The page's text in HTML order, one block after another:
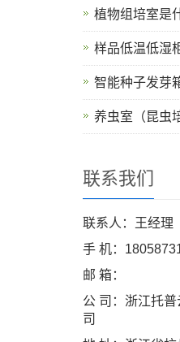
植物组培室是
样品低温低湿
智能种子发芽
养虫室（昆虫
联系我们
联系人：王经理
手 机：
邮 箱：
公 司：浙江托
司